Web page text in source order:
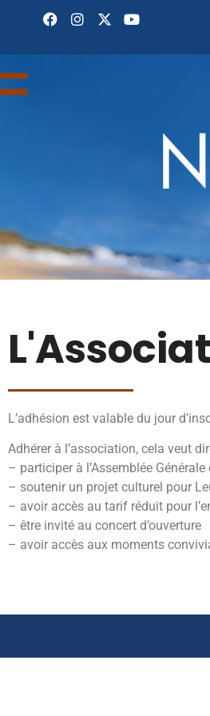
L’adhésion est valable du jour
Adhérer à l’association, cela veut
– participer à l’Assemblée
– soutenir un projet culturel pour
– avoir accès au tarif réduit pour
– être invité au concert d’ouverture
– avoir accès aux moments